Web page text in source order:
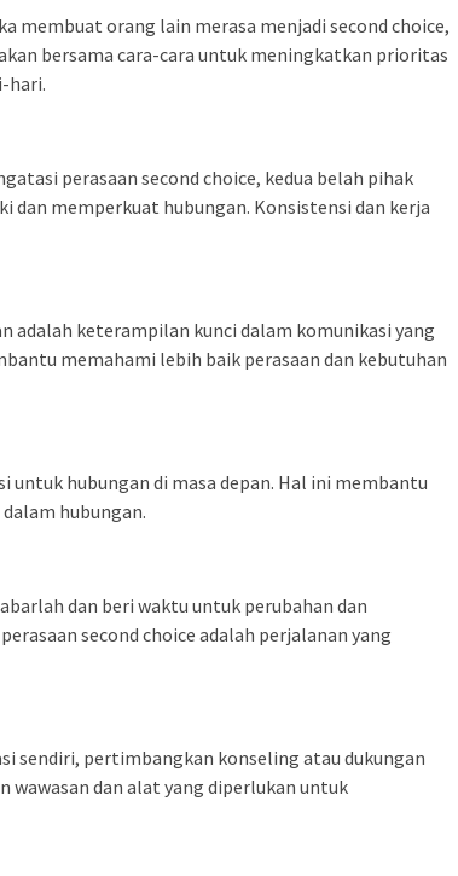
membuat orang lain merasa menjadi second choice,
bersama cara-cara untuk meningkatkan prioritas
hari.
perasaan second choice, kedua belah pihak
memperkuat hubungan. Konsistensi dan kerja
adalah keterampilan kunci dalam komunikasi yang
memahami lebih baik perasaan dan kebutuhan
untuk hubungan di masa depan. Hal ini membantu
hubungan.
dan beri waktu untuk perubahan dan
second choice adalah perjalanan yang
sendiri, pertimbangkan konseling atau dukungan
wawasan dan alat yang diperlukan untuk